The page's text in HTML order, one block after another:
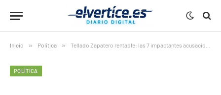
Inicio » Política » Tellado Zapatero rentable: las 7 impactantes acusaciones del PP que incendian la política española
POLÍTICA